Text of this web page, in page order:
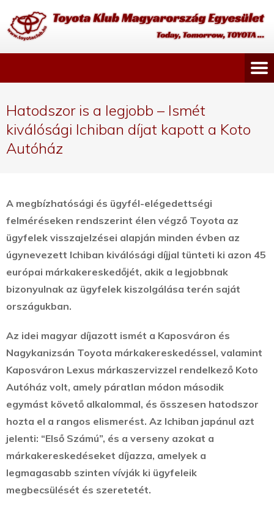
Hatodszor is a legjobb – Ismét
kiválósági Ichiban díjat kapott a Koto
Autóház
A megbízhatósági és ügyfél-elégedettségi
felméréseken rendszerint élen végző Toyota az
ügyfelek visszajelzései alapján minden évben az
úgynevezett Ichiban kiválósági díjjal tünteti ki azon 45
európai márkakereskedőjét, akik a legjobbnak
bizonyulnak az ügyfelek kiszolgálása terén saját
országukban.
Az idei magyar díjazott ismét a Kaposváron és
Nagykanizsán Toyota márkakereskedéssel, valamint
Kaposváron Lexus márkaszervizzel rendelkező Koto
Autóház volt, amely páratlan módon második
egymást követő alkalommal, és összesen hatodszor
hozta el a rangos elismerést. Az Ichiban japánul azt
jelenti: “Első Számú”, és a verseny azokat a
márkakereskedéseket díjazza, amelyek a
legmagasabb szinten vívják ki ügyfeleik
megbecsülését és szeretetét.